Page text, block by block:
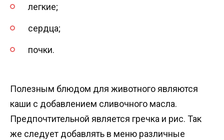
легкие;
сердца;
почки.
Полезным блюдом для животного являются
каши с добавлением сливочного масла.
Предпочтительной является гречка и рис. Так
же следует добавлять в меню различные